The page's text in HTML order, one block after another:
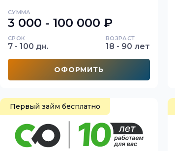
СУММА
3 000 - 100 000 ₽
СРОК
7 - 100 дн.
ВОЗРАСТ
18 - 90 лет
ОФОРМИТЬ
Первый займ бесплатно